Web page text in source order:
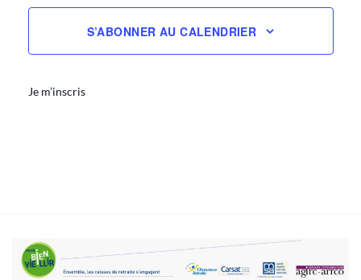
S’ABONNER AU CALENDRIER
Je m’inscris